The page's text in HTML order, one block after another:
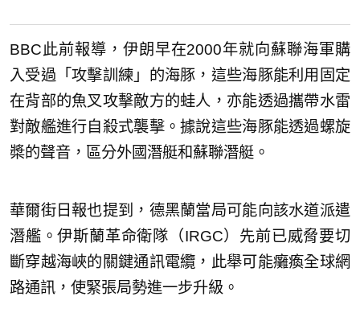
BBC此前報導，伊朗早在2000年就向蘇聯海軍購
入受過「攻擊訓練」的海豚，這些海豚能利用固定
在背部的魚叉攻擊敵方的蛙人，亦能透過攜帶水雷
對敵艦進行自殺式襲擊。據說這些海豚能透過螺旋
槳的聲音，區分外國潛艇和蘇聯潛艇。
華爾街日報也提到，德黑蘭當局可能向該水道派遣
潛艦。伊斯蘭革命衛隊（IRGC）先前已威脅要切
斷穿越海峽的關鍵通訊電纜，此舉可能癱瘓全球網
路通訊，使緊張局勢進一步升級。